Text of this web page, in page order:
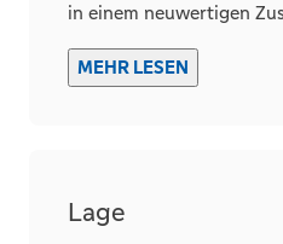
Details
in einem neuwertigen
höchste Ansprüche an
Energieeffizienz und
Wärmepumpe mit
MEHR LESEN
Lage